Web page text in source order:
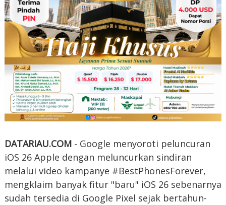
DATARIAU.COM- Google menyoroti peluncuran
iOS 26 Apple dengan meluncurkan sindiran
melalui video kampanye #BestPhonesForever,
mengklaim banyak fitur "baru" iOS 26 sebenarnya
sudah tersedia di Google Pixel sejak bertahun-